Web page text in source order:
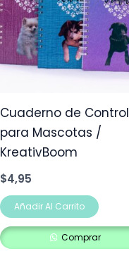
Cuaderno de Control
para Mascotas /
KreativBoom
$4,95
Añadir Al Carrito
Comprar